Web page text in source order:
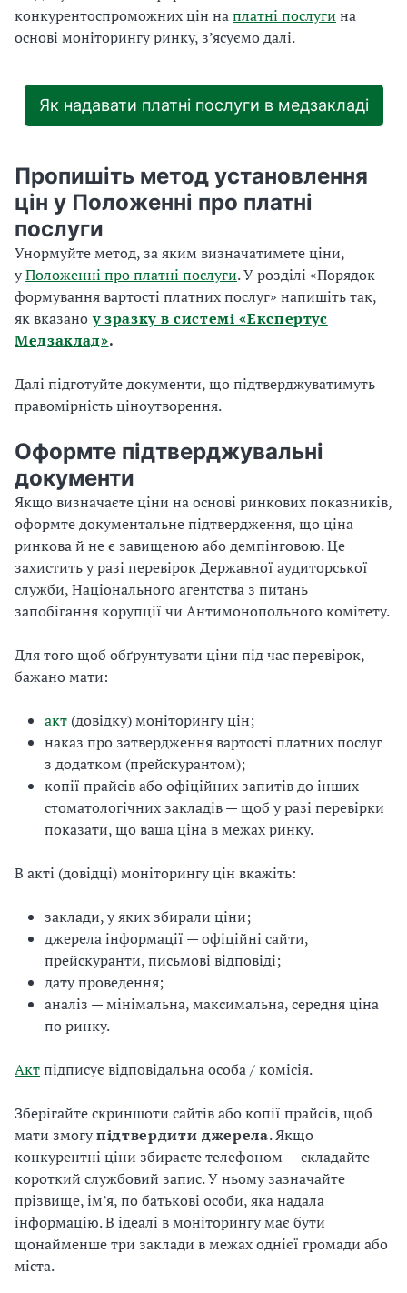
конкурентоспроможних цін наплатні послуги на
основі моніторингу ринку, з’ясуємо далі.
Як надавати платні послуги в медзакладі
Пропишіть метод установлення
цін у Положенні про платні
послуги
Унормуйте метод, за яким визначатимете ціни,
уПоложенні про платні послуги. У розділі «Порядок
формування вартості платних послуг» напишіть так,
як вказано у зразку в системі «Експертус
Медзаклад».
Далі підготуйте документи, що підтверджуватимуть
правомірність ціноутворення.
Оформте підтверджувальні
документи
Якщо визначаєте ціни на основі ринкових показників,
оформте документальне підтвердження, що ціна
ринкова й не є завищеною або демпінговою. Це
захистить у разі перевірок Державної аудиторської
служби, Національного агентства з питань
запобігання корупції чи Антимонопольного комітету.
Для того щоб обґрунтувати ціни під час перевірок,
бажано мати:
акт (довідку) моніторингу цін;
наказ про затвердження вартості платних послуг
з додатком (прейскурантом);
копії прайсів або офіційних запитів до інших
стоматологічних закладів — щоб у разі перевірки
показати, що ваша ціна в межах ринку.
В акті (довідці) моніторингу цін вкажіть:
заклади, у яких збирали ціни;
джерела інформації — офіційні сайти,
прейскуранти, письмові відповіді;
дату проведення;
аналіз — мінімальна, максимальна, середня ціна
по ринку.
Актпідписує відповідальна особа / комісія.
Зберігайте скриншоти сайтів або копії прайсів, щоб
мати змогупідтвердити джерела. Якщо
конкурентні ціни збираєте телефоном — складайте
короткий службовий запис. У ньому зазначайте
прізвище, ім’я, по батькові особи, яка надала
інформацію. В ідеалі в моніторингу має бути
щонайменше три заклади в межах однієї громади або
міста.